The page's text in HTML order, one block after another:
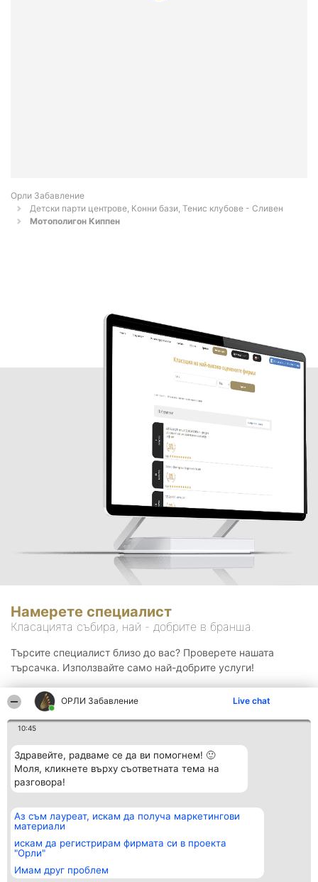
ОРЛИ Забавление Live chat
10:45
Здравейте, радваме се да ви помогнем! 🙂
Моля, кликнете върху съответната тема на
разговора!
Аз съм лауреат, искам да получа маркетингови
материали
искам да регистрирам фирмата си в проекта
"Орли"
Имам друг проблем
Орли Забавление
Детски парти центрове, Конни бази, Тенис клубове - Сливен
Мотополигон Киппен
Намерете специалист
Класацията събира, най - добрите в бранша.
Търсите специалист близо до вас? Проверете нашата
търсачка. Използвайте само най-добрите услуги!
Организатор на
класиране
BulevardulAleea Timișul De
Sus Nr. 2, Bl. A30, Sc. A, Et.
4, Ap. 13
București 53-238
Класация
всички
Статут/Устав
Контакти